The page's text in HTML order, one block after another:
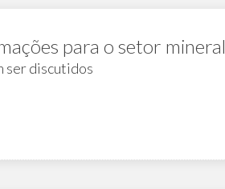
para o setor mineral
ser discutidos